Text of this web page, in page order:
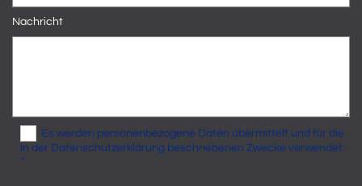
Nachricht
Es werden personenbezogene Daten übermittelt und für die
in der Datenschutzerklärung beschriebenen Zwecke verwendet.
*